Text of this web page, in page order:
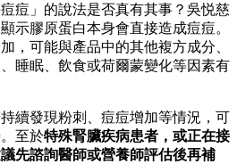
痘」的說法是否真有其事？吳悦慈
示膠原蛋白本身會直接造成痘痘。
，可能與產品中的其他複方成分、
睡眠、飲食或荷爾蒙變化等因素有
續發現粉刺、痘痘增加等情況，可
至於特殊腎臟疾病患者，或正在接
先諮詢醫師或營養師評估後再補